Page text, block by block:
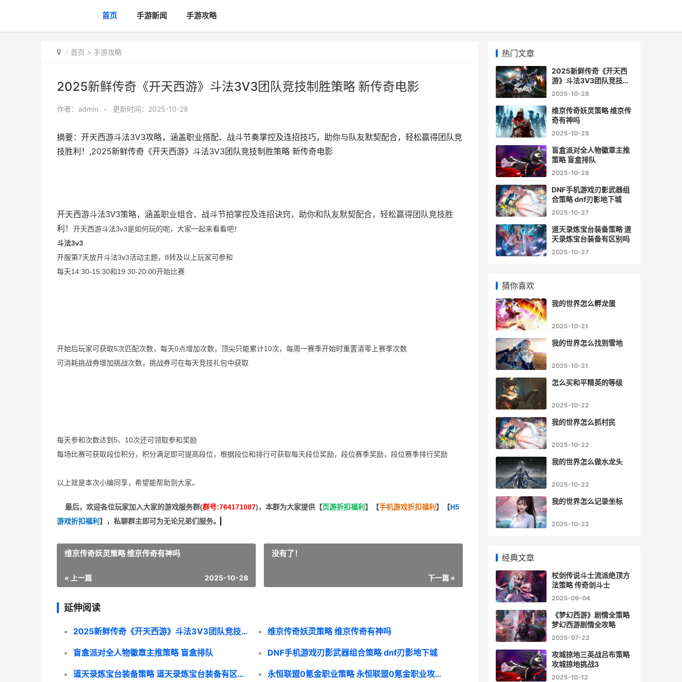
首页 手游新闻 手游攻略
首页 > 手游攻略
2025新鲜传奇《开天西游》斗法3V3团队竞技制胜策略 新传奇电影
作者： admin • 更新时间：2025-10-28
摘要：开天西游斗法3V3攻略，涵盖职业搭配、战斗节奏掌控及连招技巧，助你与队友默契配合，轻松赢得团队竞
技胜利！,2025新鲜传奇《开天西游》斗法3V3团队竞技制胜策略 新传奇电影
开天西游斗法3V3策略，涵盖职业组合、战斗节拍掌控及连招诀窍，助你和队友默契配合，轻松赢得团队竞技胜
利！ 开天西游斗法3v3是如何玩的呢，大家一起来看看吧！
斗法3v3
开服第7天放开斗法3v3活动主题，8转及以上玩家可参和
每天14:30-15:30和19:30-20:00开始比赛
开始后玩家可获取5次匹配次数，每天0点增加次数，顶尖只能累计10次，每周一赛季开始时重置清零上赛季次数
可消耗挑战券增加挑战次数，挑战券可在每天竞技礼包中获取
每天参和次数达到5、10次还可领取参和奖励
每场比赛可获取段位积分，积分满足即可提高段位，根据段位和排行可获取每天段位奖励，段位赛季奖励，段位赛季排行奖励
以上就是本次小编同享，希望能帮助到大家。
最后，欢迎各位玩家加入大家的游戏服务群(群号:764171087)，本群为大家提供【页游折扣福利 】 【手机游戏折扣福利 】 【H5
游戏折扣福利 】 ，私聊群主即可为无论兄弟们服务。
维京传奇妖灵策略 维京传奇有神吗
« 上一篇 2025-10-28
没有了！
下一篇 »
延伸阅读
2025新鲜传奇《开天西游》斗法3V3团队竞技制胜策略 新传奇电影 维京传奇妖灵策略 维京传奇有神吗
盲盒派对全人物徽章主推策略 盲盒排队 DNF手机游戏刃影武器组合策略 dnf刃影地下城
道天录炼宝台装备策略 道天录炼宝台装备有区别吗 永恒联盟0氪金职业策略 永恒联盟0氪金职业攻略
热门文章
2025新鲜传奇《开天西
游》斗法3V3团队竞技制
胜策略 新传奇电影
2025-10-28
维京传奇妖灵策略 维京传
奇有神吗
2025-10-28
盲盒派对全人物徽章主推
策略 盲盒排队
2025-10-28
DNF手机游戏刃影武器组
合策略 dnf刃影地下城
2025-10-27
道天录炼宝台装备策略 道
天录炼宝台装备有区别吗
2025-10-27
猜你喜欢
我的世界怎么孵龙蛋
2025-10-21
我的世界怎么找到雪地
2025-10-21
怎么买和平精英的等级
2025-10-22
我的世界怎么抓村民
2025-10-22
我的世界怎么做水龙头
2025-10-22
我的世界怎么记录坐标
2025-10-22
经典文章
杖剑传说斗士流派绝顶方
法策略 传奇剑斗士
2025-09-04
《梦幻西游》剧情全策略
梦幻西游剧情全攻略
2025-07-22
攻城掠地三英战吕布策略
攻城掠地挑战3
2025-10-12